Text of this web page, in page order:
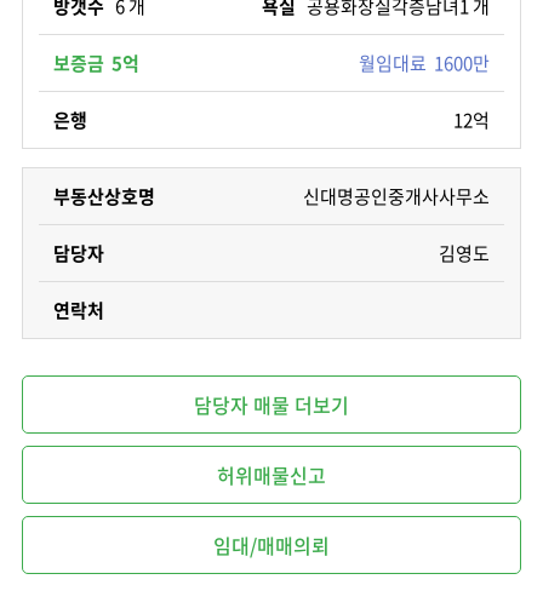
방갯수 6 개 욕실 공용화장실각층남녀1 개
보증금 5억 월임대료 1600만
은행 12억
부동산상호명 신대명공인중개사사무소
담당자 김영도
연락처
담당자 매물 더보기
허위매물신고
임대/매매의뢰